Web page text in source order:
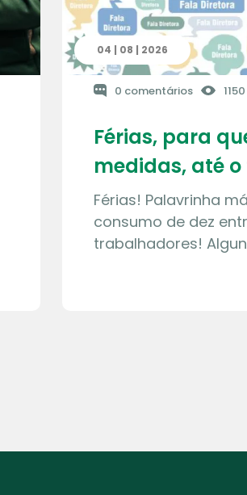
04 | 08 | 2026
0 comentários
Férias, para
medidas, até
Férias! Palavrinha
consumo de dez
trabalhadores!